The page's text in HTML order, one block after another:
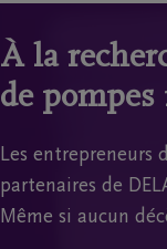
À la
de pompes
Les entrepreneurs
partenaires de
Même si aucun